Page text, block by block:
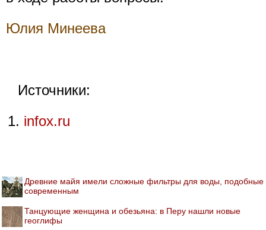
Юлия Минеева
Источники:
infox.ru
Древние майя имели сложные фильтры для воды, подобные
современным
Танцующие женщина и обезьяна: в Перу нашли новые
геоглифы